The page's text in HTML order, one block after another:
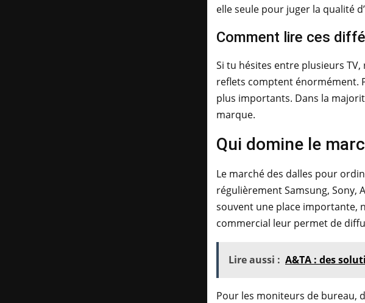
elle seule pour juger la qualité
Comment lire ces
Si tu hésites entre plusieurs
reflets comptent énormément.
plus importants. Dans la
marque.
Qui domine le
Le marché des dalles pour
régulièrement Samsung, Sony,
souvent une place importante,
commercial leur permet de
Lire aussi : A&TA : des
Pour les moniteurs de bureau,